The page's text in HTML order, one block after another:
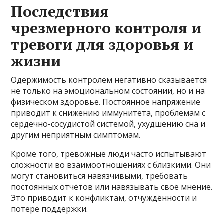
Последствия
чрезмерного контроля и
тревоги для здоровья и
жизни
Одержимость контролем негативно сказывается
не только на эмоциональном состоянии, но и на
физическом здоровье. Постоянное напряжение
приводит к снижению иммунитета, проблемам с
сердечно-сосудистой системой, ухудшению сна и
другим неприятным симптомам.
Кроме того, тревожные люди часто испытывают
сложности во взаимоотношениях с близкими. Они
могут становиться навязчивыми, требовать
постоянных отчётов или навязывать своё мнение.
Это приводит к конфликтам, отчуждённости и
потере поддержки.